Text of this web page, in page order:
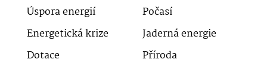
Úspora energií
Počasí
Energetická krize
Jaderná energie
Dotace
Příroda